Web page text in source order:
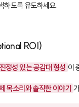
하도록 유도하세요.
ROI)
진정성 있는 공감대 형성 이
목소리와 솔직한 이야기